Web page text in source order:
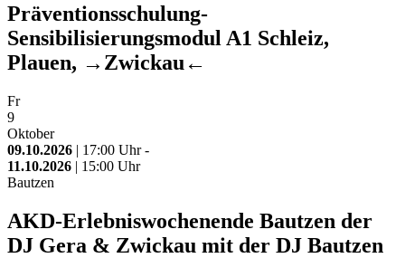
Präventionsschulung-
Sensibilisierungsmodul A1 Schleiz,
Plauen, →Zwickau←
Fr
9
Oktober
09.10.2026 | 17:00 Uhr -
11.10.2026 | 15:00 Uhr
Bautzen
AKD-Erlebniswochenende Bautzen der
DJ Gera & Zwickau mit der DJ Bautzen